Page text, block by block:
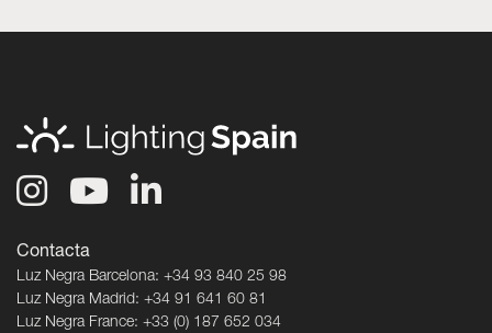
Contacta
Luz Negra Barcelona: +34 93 840 25 98
Luz Negra Madrid: +34 91 641 60 81
Luz Negra France: +33 (0) 187 652 034